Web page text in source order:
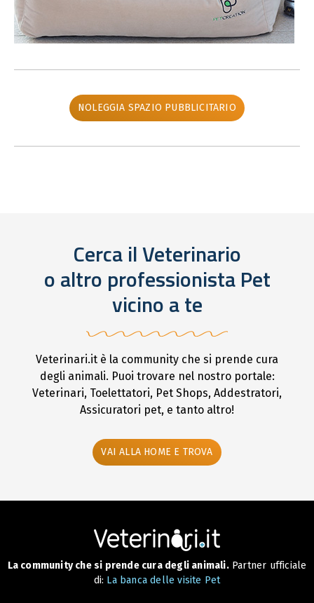
NOLEGGIA SPAZIO PUBBLICITARIO
Cerca il Veterinario
o altro professionista Pet
vicino a te
Veterinari.it è la community che si prende cura
degli animali. Puoi trovare nel nostro portale:
Veterinari, Toelettatori, Pet Shops, Addestratori,
Assicuratori pet, e tanto altro!
VAI ALLA HOME E TROVA
La community che si prende cura degli animali.Partner ufficiale
di: La banca delle visite Pet